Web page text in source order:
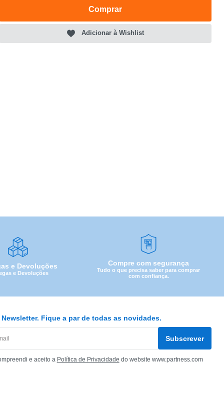
Comprar
Adicionar à Wishlist
e Devoluções
e Devoluções
Compre com segurança
Tudo o que precisa saber para comprar
com confiança.
Fique a par de todas as novidades.
Subscrever
e aceito a Política de Privacidade do website www.partness.com